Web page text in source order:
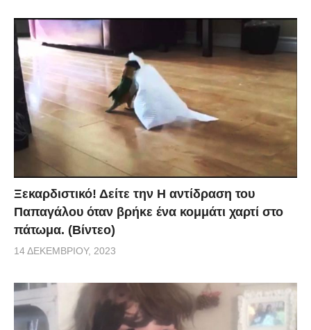
Ξεκαρδιστικό! Δείτε την Η αντίδραση του
Παπαγάλου όταν βρήκε ένα κομμάτι χαρτί στο
πάτωμα. (Βίντεο)
14 ΔΕΚΕΜΒΡΊΟΥ, 2023